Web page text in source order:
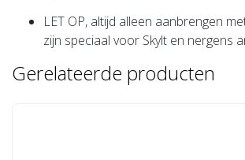
LET OP, altijd alleen aanbrengen
zijn speciaal voor Skylt en nergens
Gerelateerde producten